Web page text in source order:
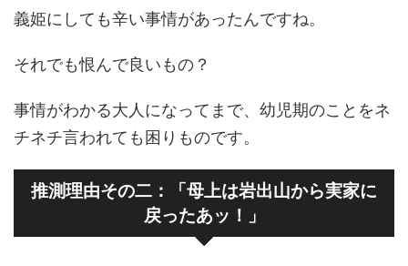
義姫にしても辛い事情があったんですね。
それでも恨んで良いもの？
事情がわかる大人になってまで、幼児期のことをネ
チネチ言われても困りものです。
推測理由その二：「母上は岩出山から実家に
戻ったあッ！」